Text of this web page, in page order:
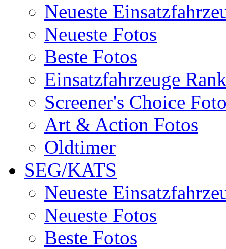
Neueste
Neueste Fotos
Beste Fotos
Einsatzfahrzeuge
Screener's Choice
Art & Action Fotos
Oldtimer
SEG/KATS
Neueste
Neueste Fotos
Beste Fotos